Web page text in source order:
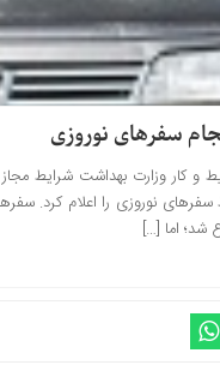
و کار وزارت بهداشت شرایط
نوروزی را اعلام کرد.
شد؛ اما […]